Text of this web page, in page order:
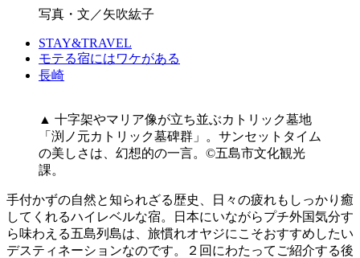
写真・文／矢吹紘子
STAY&TRAVEL
モテる宿にはワケがある
長崎
▲ 十字架やマリア像が立ち並ぶカトリック墓地
「渕ノ元カトリック墓碑群」。サンセットタイム
の美しさは、幻想的の一言。©︎五島市文化観光
課。
手付かずの自然と知られざる歴史、日々の疲れもしっかり癒
してくれるハイレベルな宿。日本にいながらプチ外国気分す
ら味わえる五島列島は、旅慣れオヤジにこそおすすめしたい
デスティネーションなのです。２回にわたってご紹介する後